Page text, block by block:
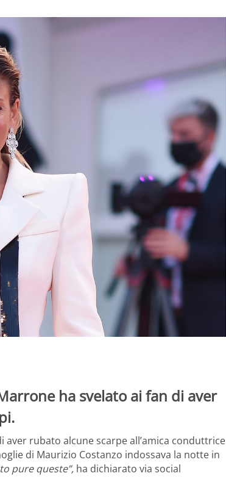
ha svelato ai fan di aver
rubato alcune scarpe all’amica conduttrice
di Maurizio Costanzo indossava la notte in
pure queste”, ha dichiarato via social